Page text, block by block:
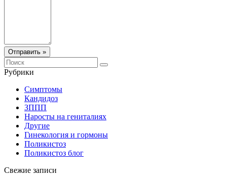
Отправить »
Рубрики
Симптомы
Кандидоз
ЗППП
Наросты на гениталиях
Другие
Гинекология и гормоны
Поликистоз
Поликистоз блог
Свежие записи